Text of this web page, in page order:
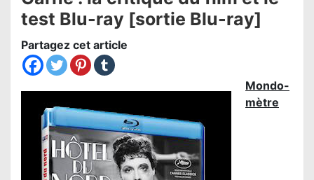
test Blu-ray [sortie Blu-ray]
Partagez cet article
Mondo-
mètre